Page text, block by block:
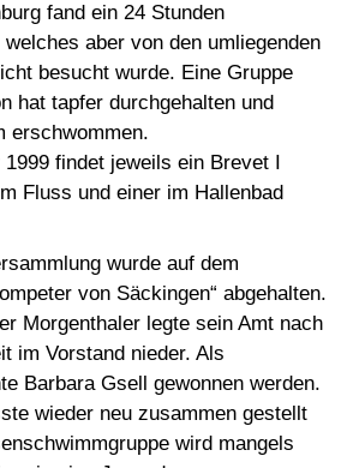
fand ein 24 Stunden
aber von den umliegenden
besucht wurde. Eine Gruppe
hat tapfer durchgehalten und
erschwommen.
findet jeweils ein Brevet I
Fluss und einer im Hallenbad
wurde auf dem
von Säckingen“ abgehalten.
Morgenthaler legte sein Amt nach
im Vorstand nieder. Als
Barbara Gsell gewonnen werden.
wieder neu zusammen gestellt
wird mangels